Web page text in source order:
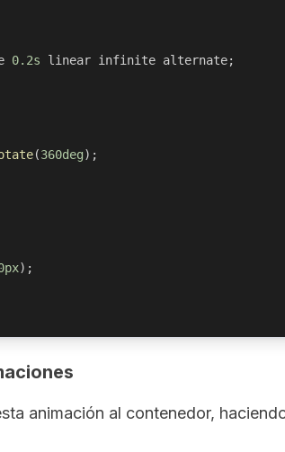
0.2s linear infinite alternate;
(360deg) ;
px) ;
animación al contenedor,